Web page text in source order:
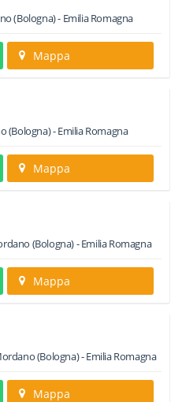
(Bologna) - Emilia Romagna
Mappa
(Bologna) -Emilia Romagna
Mappa
(Bologna) -Emilia Romagna
Mappa
(Bologna) -Emilia Romagna
Mappa